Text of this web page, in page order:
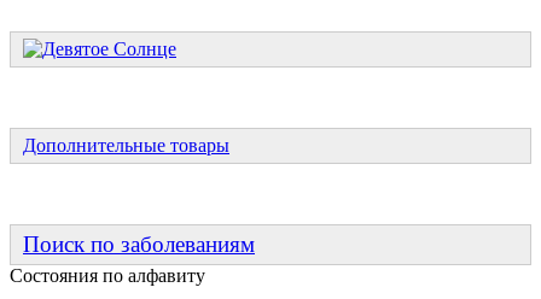
Дополнительные товары
Поиск по заболеваниям
Состояния по алфавиту